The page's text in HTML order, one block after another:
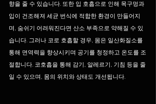
향을 줄 수 있습니다. 또한 입 호흡으로 인해 목구멍과
입이 건조해져 세균 번식에 적합한 환경이 만들어지
며, 숨쉬기 어려워진다면 산소 부족으로 약해질 수 있
습니다. 그러나 코로 호흡할 경우, 몸은 일산화질소를
통해 면역력을 향상시키며 공기를 청정하고 온도를 조
절합니다. 코호흡을 통해 감기, 알레르기, 기침 등을 줄
일 수 있으며, 몸의 위치와 상태도 개선됩니다.